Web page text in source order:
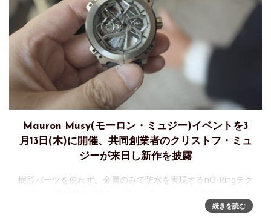
Mauron Musy(モーロン・ミュジー)イベントを3
月13日(木)に開催、共同創業者のクリストフ・ミュ
ジーが来日し新作を披露
樹脂パーツを使わず、金属のみで防水を実現するnO-Ringテク
ブ・ウォッチデイズにも参加していました。特徴的なケース
続きを読む